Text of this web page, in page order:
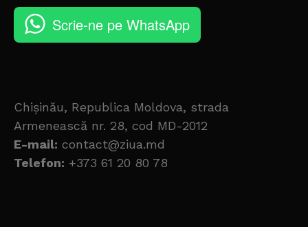
Scrie-ne pe WhatsApp
Chișinău, Republica Moldova, strada
Armenească nr. 28, cod MD-2012
E-mail: contact@ziua.md
Telefon: +373 61 20 80 78